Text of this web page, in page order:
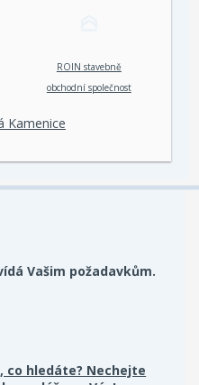
ROIN stavebně
obchodní společnost
Kamenice
Vašim požadavkům.
co hledáte? Nechejte